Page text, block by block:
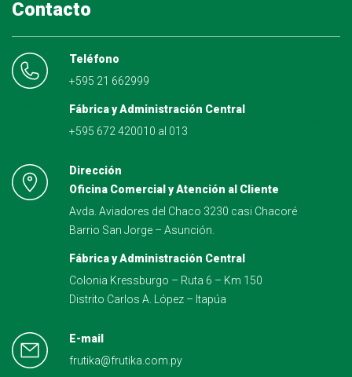
Contacto
Teléfono
+595 21 662999
Fábrica y Administración Central
+595 672 420010 al 013
Dirección
Oficina Comercial y Atención al Cliente
Avda. Aviadores del Chaco 3230 casi Chacoré
Barrio San Jorge – Asunción.
Fábrica y Administración Central
Colonia Kressburgo – Ruta 6 – Km 150
Distrito Carlos A. López – Itapúa
E-mail
frutika@frutika.com.py